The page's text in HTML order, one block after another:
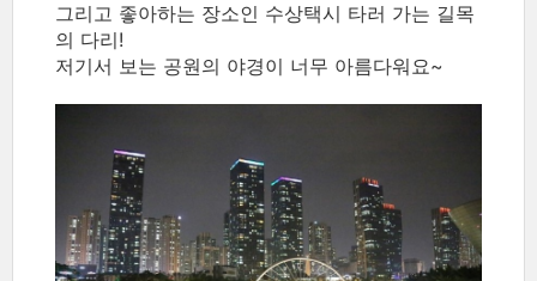
그리고 좋아하는 장소인 수상택시 타러 가는 길목
의 다리!
저기서 보는 공원의 야경이 너무 아름다워요~